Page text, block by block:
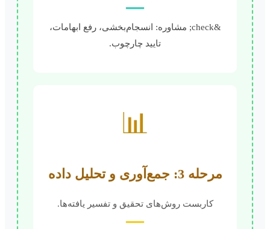
&check; مشاوره: انسجام‌بخشی، رفع ابهامات،
تایید چارچوب.
📊
مرحله 3: جمع‌آوری و تحلیل داده
کاربست روش‌های تحقیق و تفسیر یافته‌ها.